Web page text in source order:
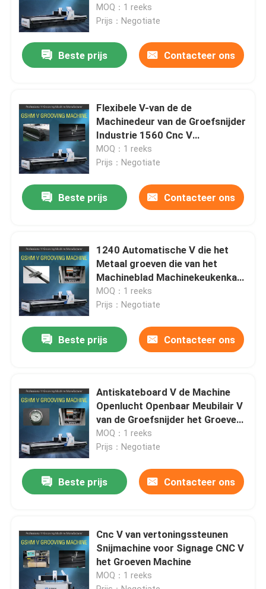
MOQ：1 reeks
Prijs：Negotiate
Beste prijs Contacteer ons
Flexibele V-van de de
Machinedeur van de Groefsnijder
Industrie 1560 Cnc V
Snijmachine
MOQ：1 reeks
Prijs：Negotiate
Beste prijs Contacteer ons
1240 Automatische V die het
Metaal groeven die van het
Machineblad Machinekeukenkast
groeven
MOQ：1 reeks
Prijs：Negotiate
Beste prijs Contacteer ons
Antiskateboard V de Machine
Openlucht Openbaar Meubilair V
van de Groefsnijder het Groeven
Machine
MOQ：1 reeks
Prijs：Negotiate
Beste prijs Contacteer ons
Cnc V van vertoningssteunen
Snijmachine voor Signage CNC V
het Groeven Machine
MOQ：1 reeks